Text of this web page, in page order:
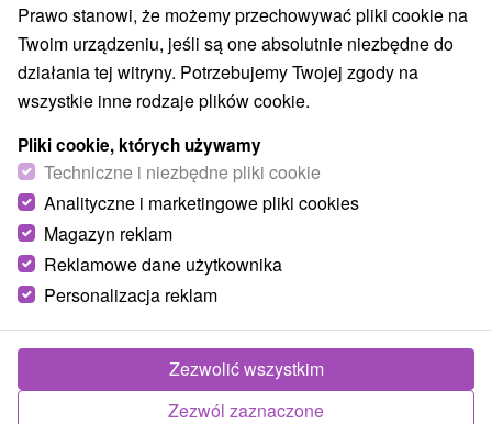
Tarcze (43) Escaperoom(1) Ogrody botaniczne (1)
Muzea i galerie(10) Atrakcje turystyczne (12)
Atrakcje z adrenaliną (8) Kolejki linowe(2)
Tory bobslejowe(1) Jaskinie (2)
Wsie i miasta
Ždiar(4) Tatranská Lomnica(1)
Prawo stanowi, że możemy przechowywać pliki cookie na
Twoim urządzeniu, jeśli są one absolutnie niezbędne do
działania tej witryny. Potrzebujemy Twojej zgody na
wszystkie inne rodzaje plików cookie.
Pliki cookie, których używamy
Techniczne i niezbędne pliki cookie
Analityczne i marketingowe pliki cookies
Magazyn reklam
Reklamowe dane użytkownika
Personalizacja reklam
Zezwól zaznaczone
Zezwolić wszystkim